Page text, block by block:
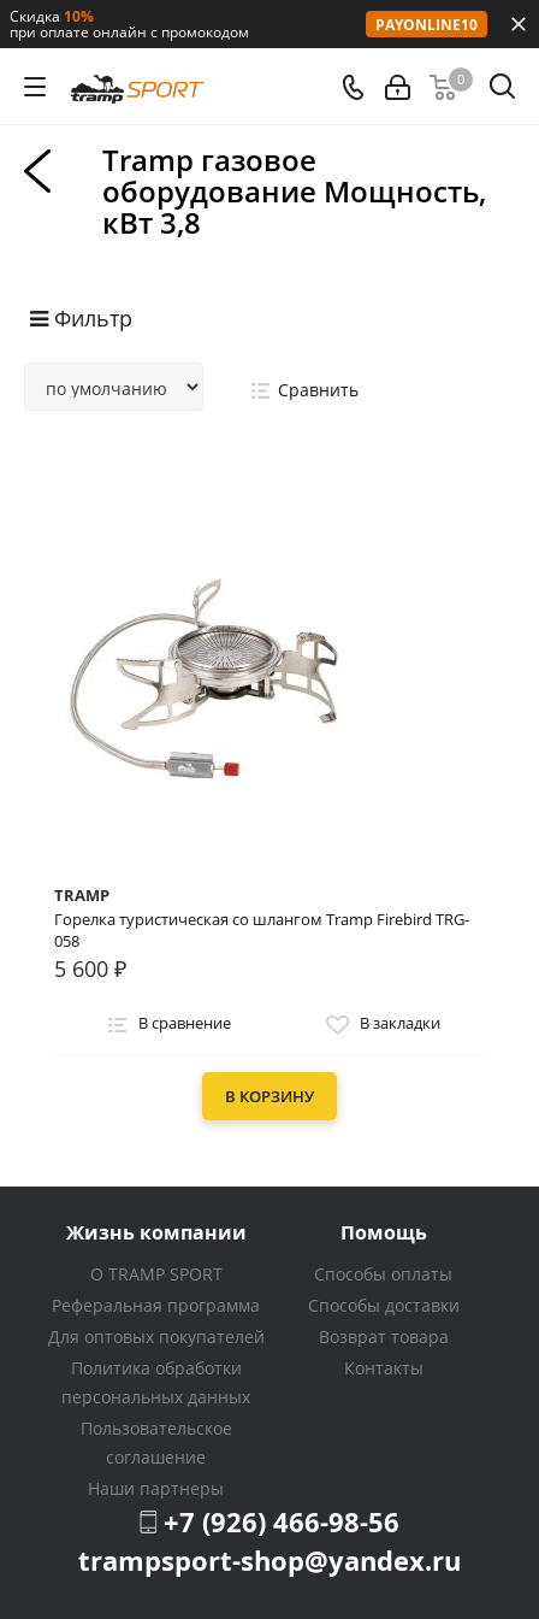
Скидка 10%
при оплате онлайн с промокодом PAYONLINE10
0
Tramp газовое
оборудование Мощность,
кВт 3,8
Фильтр
Сравнить
TRAMP
Горелка туристическая со шлангом Tramp Firebird TRG-
058
5 600 ₽
В сравнение В закладки
В КОРЗИНУ
Жизнь компании
О TRAMP SPORT
Реферальная программа
Для оптовых покупателей
Политика обработки
персональных данных
Пользовательское
соглашение
Наши партнеры
Помощь
Способы оплаты
Способы доставки
Возврат товара
Контакты
+7 (926) 466-98-56
trampsport-shop@yandex.ru